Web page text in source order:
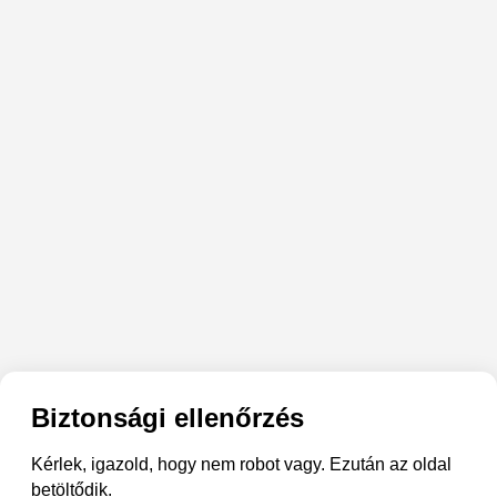
Biztonsági ellenőrzés
Kérlek, igazold, hogy nem robot vagy. Ezután az oldal
betöltődik.